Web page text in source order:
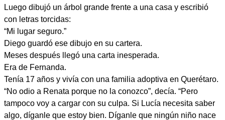
Luego dibujó un árbol grande frente a una casa y escribió
con letras torcidas:
“Mi lugar seguro.”
Diego guardó ese dibujo en su cartera.
Meses después llegó una carta inesperada.
Era de Fernanda.
Tenía 17 años y vivía con una familia adoptiva en Querétaro.
“No odio a Renata porque no la conozco”, decía. “Pero
tampoco voy a cargar con su culpa. Si Lucía necesita saber
algo, díganle que estoy bien. Díganle que ningún niño nace